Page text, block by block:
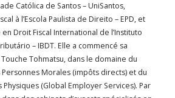
Católica de Santos – UniSantos,
à l’Escola Paulista de Direito – EPD, et
Droit Fiscal International de l’Instituto
– IBDT. Elle a commencé sa
Tohmatsu, dans le domaine du
Personnes Morales (impôts directs) et du
(Global Employer Services). Par